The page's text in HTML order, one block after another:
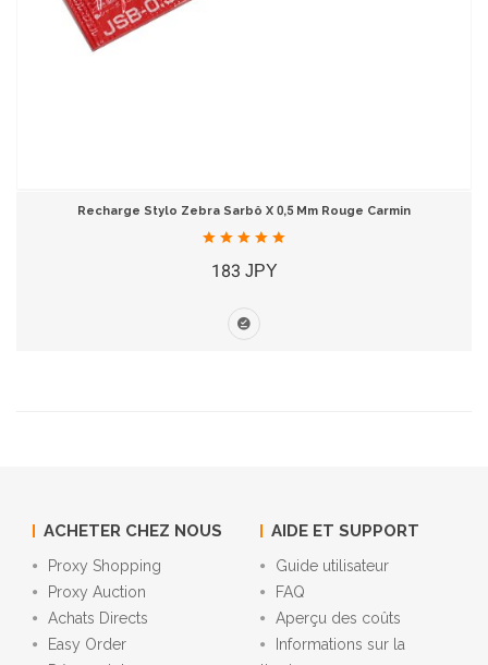
Recharge Stylo Zebra Sarbô X 0,5 Mm Rouge Carmin
183 JPY
ACHETER CHEZ NOUS
Proxy Shopping
Proxy Auction
Achats Directs
Easy Order
AIDE ET SUPPORT
Guide utilisateur
FAQ
Aperçu des coûts
Informations sur la